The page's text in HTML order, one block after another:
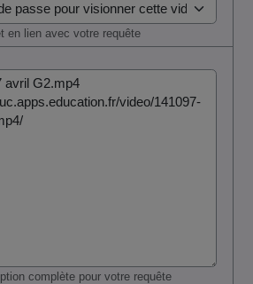
en lien avec votre requête
complète pour votre requête